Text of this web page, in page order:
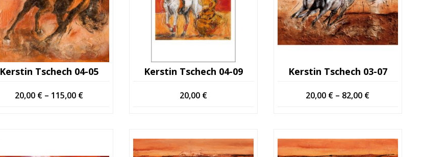
Kerstin Tschech 04-05
20,00 € – 115,00 €Hintaluokka:
Kerstin Tschech 04-09
20,00 €
Kerstin Tschech 03-07
20,00 € – 82,00 €Hintaluokka: